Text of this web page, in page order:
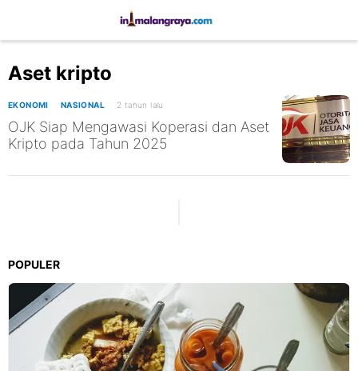
Aset kripto
EKONOMI NASIONAL 2 tahun lalu
OJK Siap Mengawasi Koperasi dan Aset
Kripto pada Tahun 2025
POPULER